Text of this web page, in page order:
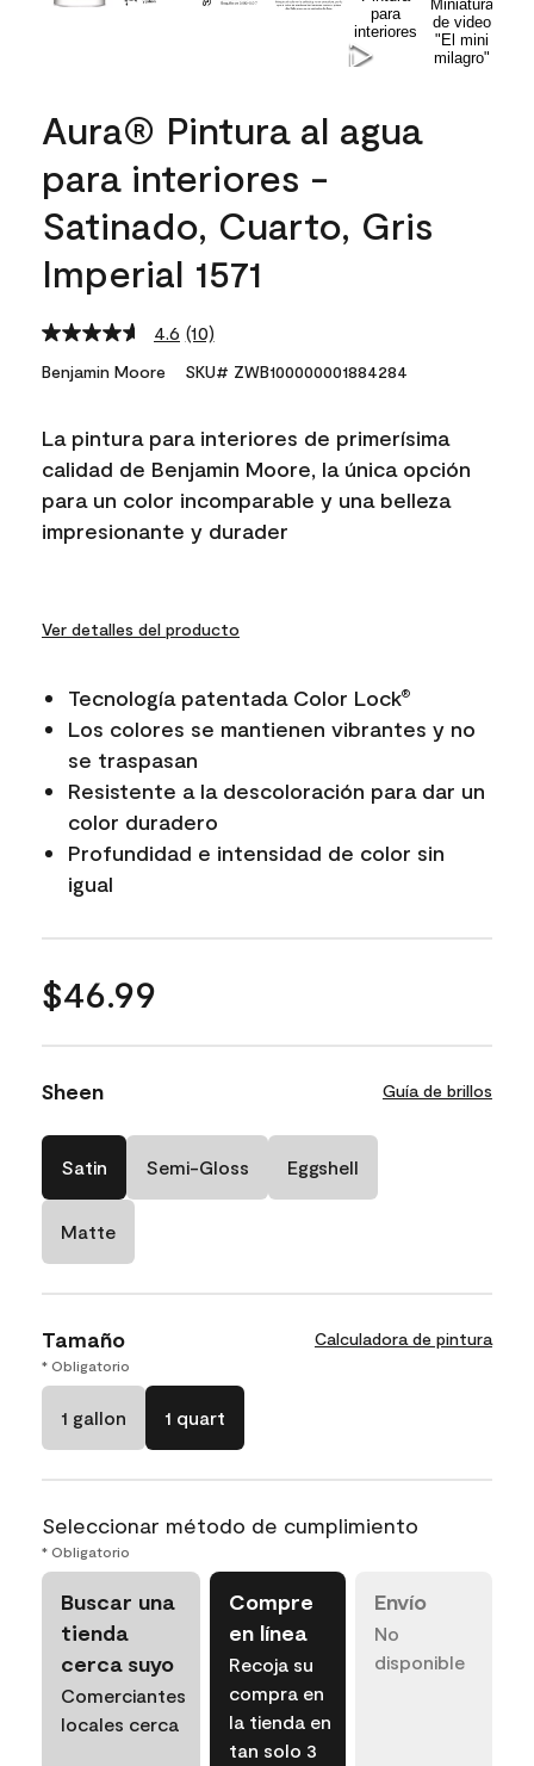
Aura® Pintura al agua
para interiores -
Satinado, Cuarto, Gris
Imperial 1571
4.6 Read
10
Reviews.
link.
(10)
Benjamin Moore SKU# ZWB100000001884284
La pintura para interiores de primerísima
calidad de Benjamin Moore, la única opción
para un color incomparable y una belleza
impresionante y durader
Ver detalles del producto
Tecnología patentada Color Lock®
Los colores se mantienen vibrantes y no
se traspasan
Resistente a la descoloración para dar un
color duradero
Profundidad e intensidad de color sin
igual
$46.99
Sheen Guía de brillos
Satin Semi-Gloss Eggshell
Matte
Tamaño Calculadora de pintura
* Obligatorio
1 gallon 1 quart
Seleccionar método de cumplimiento
* Obligatorio
Buscar una
tienda
cerca suyo
Comerciantes
locales cerca
Compre
en línea
Recoja su
compra en
la tienda en
tan solo 3
Envío
No
disponible